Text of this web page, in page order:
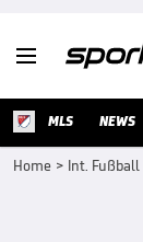

MLS NEWS
Home > Int. Fußball